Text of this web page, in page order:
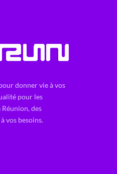
donner vie à vos
pour les
des
vos besoins.